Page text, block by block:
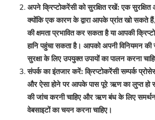
अपने क्रिप्टोकरेंसी को सुरक्षित रखें:एक
क्योंकि एक कारण के द्वारा आपके प्रांत खो सकते
की क्षमता प्रभावित कर सकता है या आपकी
हानि पहुंचा सकता है। आपको अपनी विनियमन की
सुरक्षा के लिए उपयुक्त उपायों का पालन करना
संपर्क का इंतजार करें:क्रिप्टोकरेंसी सम्पर्क
और ऐसा होने पर आपके पास पूरे ऋण का लुप्त हो
की जांच करनी चाहिए और ऋण बंध के लिए
वेबसाइटों का चयन करना चाहिए।